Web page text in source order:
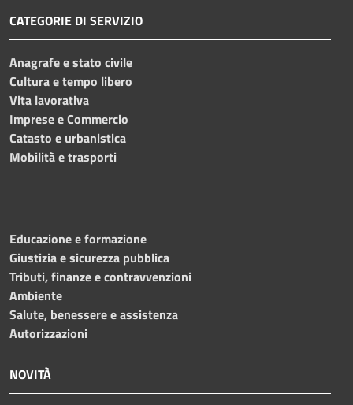
CATEGORIE DI SERVIZIO
Anagrafe e stato civile
Cultura e tempo libero
Vita lavorativa
Imprese e Commercio
Catasto e urbanistica
Mobilità e trasporti
Educazione e formazione
Giustizia e sicurezza pubblica
Tributi, finanze e contravvenzioni
Ambiente
Salute, benessere e assistenza
Autorizzazioni
NOVITÀ